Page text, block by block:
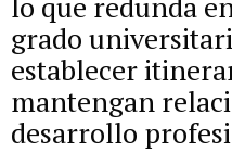
grado
establecer
mantengan
desarrollo